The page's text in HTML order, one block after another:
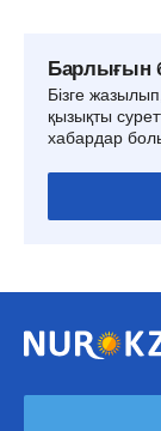
Барлығын
Бізге
қызықты
хабардар